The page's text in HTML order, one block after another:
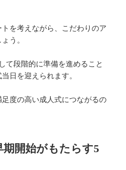
トを考えながら、こだわりのア
う。
て段階的に準備を進めること
日を迎えられます。
度の高い成人式につながるの
開始がもたらす5